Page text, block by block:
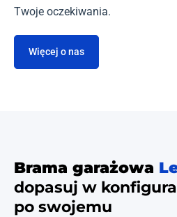
Twoje oczekiwania.
Więcej o nas
Brama garażowa
dopasuj w
po swojemu